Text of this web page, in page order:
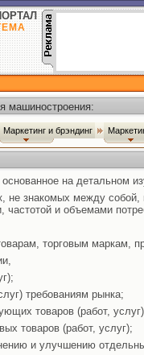
машиностроения:
Маркетинг и брэндинг
на детальном
не знакомых между
и объемами
торговым маркам,
требованиям рынка;
товаров (работ,
товаров (работ, услуг);
и улучшению